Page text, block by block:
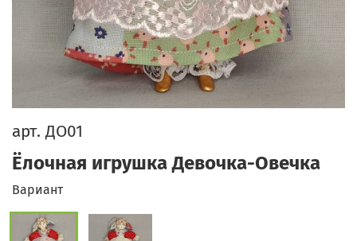
арт.ДО01
Ёлочная игрушка Девочка-Овечка
Вариант